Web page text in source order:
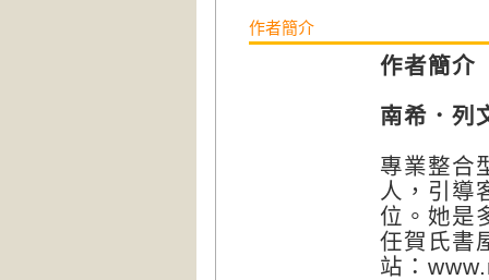
作者簡介
作者簡介
南希．列
專業整合
人，引導
位。她是
任賀氏書
站：